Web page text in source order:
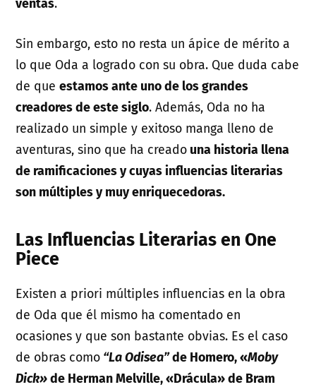
ventas.
Sin embargo, esto no resta un ápice de mérito a
lo que Oda a logrado con su obra. Que duda cabe
de queestamos ante uno de los grandes
creadores de este siglo. Además, Oda no ha
realizado un simple y exitoso manga lleno de
aventuras, sino que ha creado una historia llena
de ramificaciones y cuyas influencias literarias
son múltiples y muy enriquecedoras.
Las Influencias Literarias en One
Piece
Existen a priori múltiples influencias en la obra
de Oda que él mismo ha comentado en
ocasiones y que son bastante obvias. Es el caso
de obras como “La Odisea”de Homero, «Moby
Dick»de Herman Melville, «Drácula» de Bram